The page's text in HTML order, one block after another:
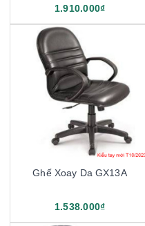
1.910.000₫
Ghế Xoay Da GX13A
1.538.000₫